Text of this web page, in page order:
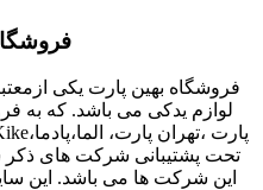
فروشگاه بهین پارت یکی
لوازم یدکی می باشد. که به
تحت پشتیبانی شرکت های
این شرکت ها می باشد. این